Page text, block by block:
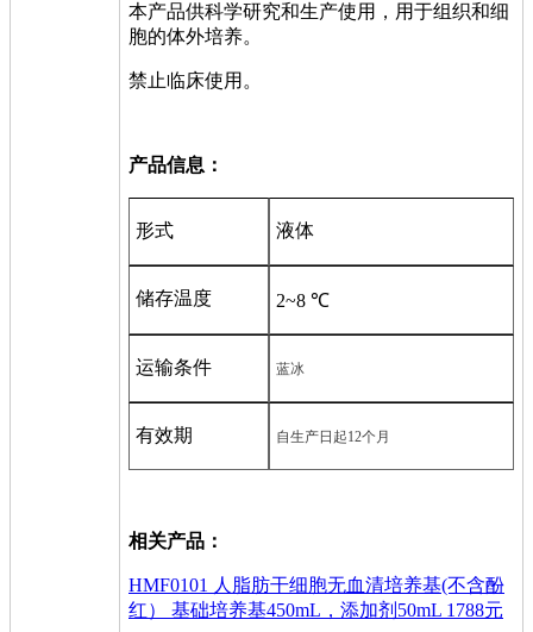
本产品供科学研究和生产使用，用于组织和细
胞的体外培养。
禁止临床使用。
产品信息：
形式 液体
储存温度 2~8 ℃
运输条件 蓝冰
有效期 自生产日起12个月
相关产品：
HMF0101 人脂肪干细胞无血清培养基(不含酚
红） 基础培养基450mL，添加剂50mL 1788元